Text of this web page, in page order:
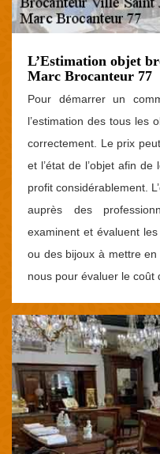
L’Estimation objet
Marc Brocanteur 77
Pour démarrer un
l’estimation des tous les
correctement. Le prix
et l’état de l’objet afin
profit considérablement.
auprès des
examinent et évaluent
ou des bijoux à mettre
nous pour évaluer le coût